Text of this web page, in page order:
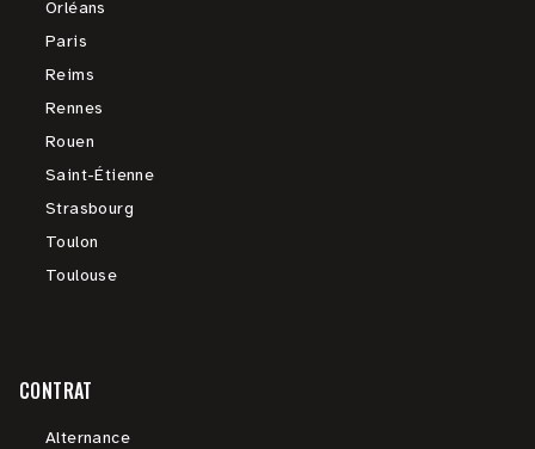
Orléans
Paris
Reims
Rennes
Rouen
Saint-Étienne
Strasbourg
Toulon
Toulouse
CONTRAT
Alternance